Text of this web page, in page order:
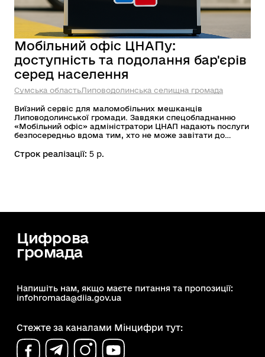
Мобільний офіс ЦНАПу:
доступність та подолання бар'єрів
серед населення
Сумська областьЛиповодолинська селищна громада
Виїзний сервіс для маломобільних мешканців
Липоводолинської громади. Завдяки спецобладнанню
«Мобільний офіс» адміністратори ЦНАП надають послуги
безпосередньо вдома тим, хто не може завітати до
та уряду Німеччини (через GIZ Ukraine) в межах
Строк реалізації: 5 р.
Цифрова
громада
Напишіть нам, якщо маєте питання та пропозиції:
infohromada@diia.gov.ua
Стежте за каналами Мінцифри тут: